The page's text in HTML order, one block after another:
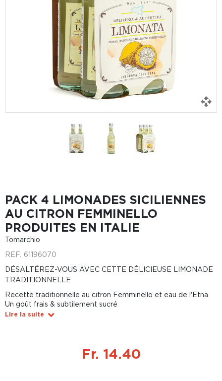
PACK 4 LIMONADES SICILIENNES
AU CITRON FEMMINELLO
PRODUITES EN ITALIE
Tomarchio
REF. 61196070
DÉSALTÉREZ-VOUS AVEC CETTE DÉLICIEUSE LIMONADE
TRADITIONNELLE
Recette traditionnelle au citron Femminello et eau de l'Etna
Un goût frais & subtilement sucré
Lire la suite
Fr. 14.40